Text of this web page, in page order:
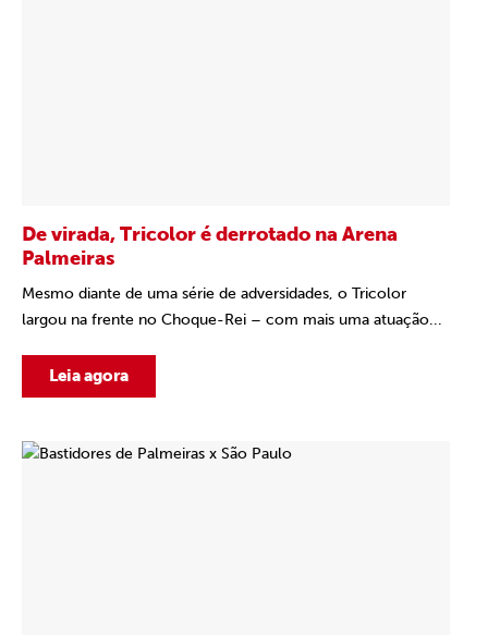
De virada, Tricolor é derrotado na Arena
Palmeiras
Mesmo diante de uma série de adversidades, o Tricolor
largou na frente no Choque-Rei – com mais uma atuação...
Leia agora